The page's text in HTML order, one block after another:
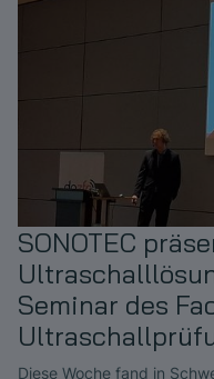
SONOTEC
Seminar des
Diese Woche fand in